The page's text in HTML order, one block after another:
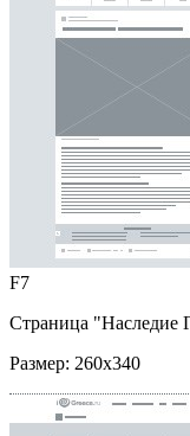
F7
Страница "Наследие
Размер: 260x340